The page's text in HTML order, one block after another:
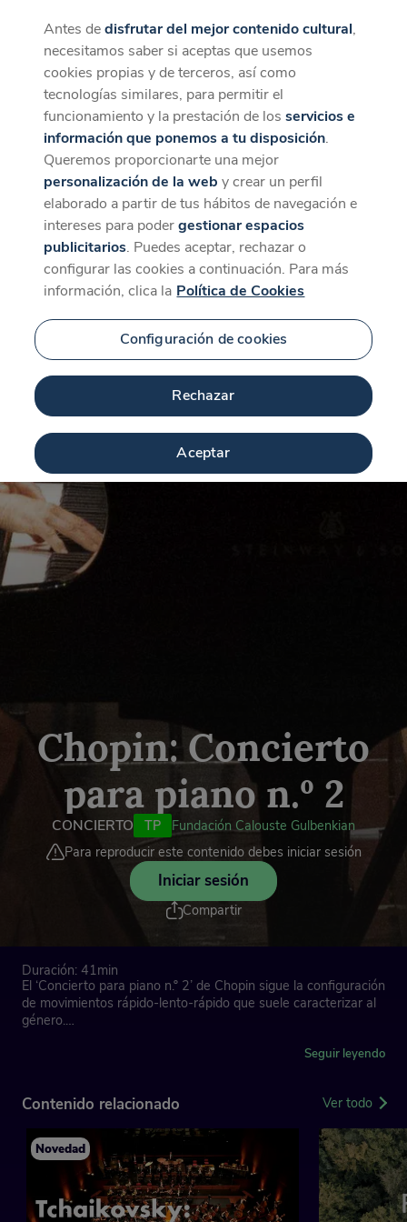
CaixaForum+
La mejor experiencia desde la App
Descargar
Chopin: Concierto
para piano n.º 2
CONCIERTO TP
Fundación Calouste Gulbenkian
Para reproducir este contenido debes iniciar sesión
Iniciar sesión
Compartir
Duración: 41min
El ‘Concierto para piano n.º 2’ de Chopin sigue la configuración
de movimientos rápido-lento-rápido que suele caracterizar al
género.
Un concierto de Maria João Pires que confirma a Gulbenkian
tiene una relación especialmente apasionada con la música de
Chopin, llevándola siempre a elevados niveles de
interpretación
Orquestra Gulbenkian
Ricardo Castro, director
Maria João Pires, pianista
Seguir leyendo
Contenido relacionado Ver todo
Novedad
Antes dedisfrutar del mejor contenido cultural,
necesitamos saber si aceptas que usemos
cookies propias y de terceros, así como
tecnologías similares, para permitir el
funcionamiento y la prestación de losservicios e
información que ponemos a tu disposición.
Queremos proporcionarte una mejor
personalización de la web y crear un perfil
elaborado a partir de tus hábitos de navegación e
intereses para podergestionar espacios
publicitarios. Puedes aceptar, rechazar o
configurar las cookies a continuación. Para más
información, clica la Política de Cookies
Configuración de cookies
Rechazar
Aceptar